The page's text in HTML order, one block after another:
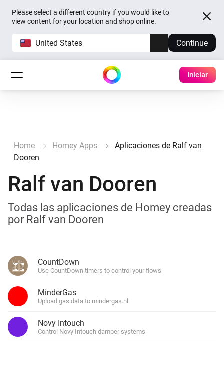
Please select a different country if you would like to
view content for your location and shop online.
United States Continue
Iniciar
Home Homey Apps
Aplicaciones de Ralf van
Dooren
Ralf van Dooren
Todas las aplicaciones de Homey creadas
por Ralf van Dooren
CountDown
Use CountDown timers to control your flows
MinderGas
Upload gas data to mindergas.nl
Novy Intouch
Control Novy Intouch damper systems